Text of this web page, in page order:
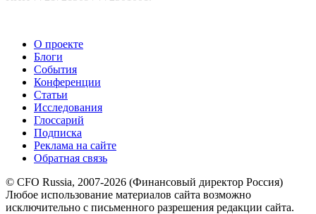
О проекте
Блоги
События
Конференции
Статьи
Исследования
Глоссарий
Подписка
Реклама на сайте
Обратная связь
© CFO Russia, 2007-2026 (Финансовый директор Россия)
Любое использование материалов сайта возможно
исключительно с письменного разрешения редакции сайта.